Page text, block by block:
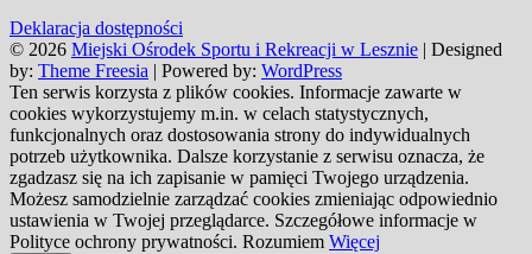
Deklaracja dostępności
© 2026 Miejski Ośrodek Sportu i Rekreacji w Lesznie | Designed
by: Theme Freesia | Powered by: WordPress
Ten serwis korzysta z plików cookies. Informacje zawarte w
cookies wykorzystujemy m.in. w celach statystycznych,
funkcjonalnych oraz dostosowania strony do indywidualnych
potrzeb użytkownika. Dalsze korzystanie z serwisu oznacza, że
zgadzasz się na ich zapisanie w pamięci Twojego urządzenia.
Możesz samodzielnie zarządzać cookies zmieniając odpowiednio
ustawienia w Twojej przeglądarce. Szczegółowe informacje w
Polityce ochrony prywatności. Rozumiem Więcej